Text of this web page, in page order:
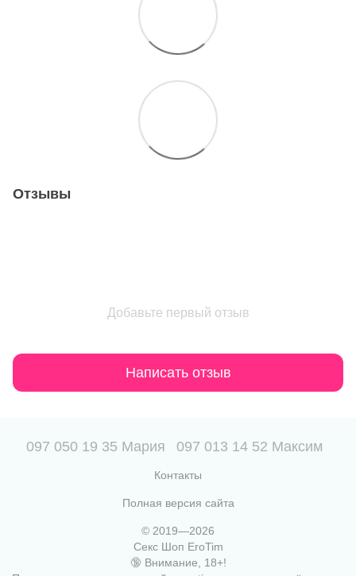
Отзывы
Добавьте первый отзыв
Написать отзыв
097 050 19 35 Мария 097 013 14 52 Максим
Контакты
Полная версия сайта
© 2019—2026
Секс Шоп EroTim
🔞 Внимание, 18+!